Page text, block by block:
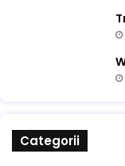
Categorii